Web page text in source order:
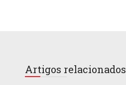
Artigos relacionados